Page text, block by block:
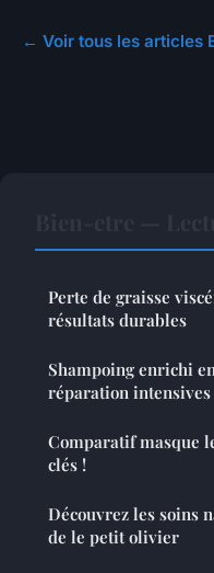
← Voir tous les articles
Perte de graisse
résultats durables
Shampoing enrichi
réparation intensives
Comparatif masque
clés !
Découvrez les soins
de le petit olivier